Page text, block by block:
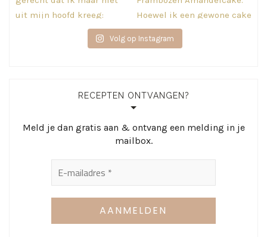
Volg op Instagram
RECEPTEN ONTVANGEN?
Meld je dan gratis aan & ontvang een melding in je
mailbox.